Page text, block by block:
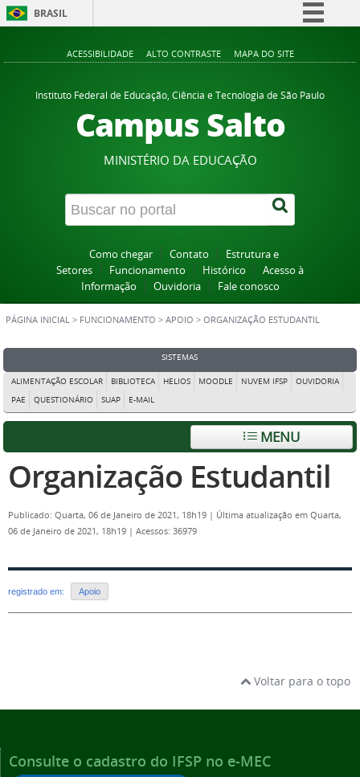
BRASIL
Comunica BR
Participe
Acesso à informação
Canais
ACESSIBILIDADE ALTO CONTRASTE MAPA DO SITE
Instituto Federal de Educação, Ciência e Tecnologia de São Paulo
Campus Salto
MINISTÉRIO DA EDUCAÇÃO
Como chegar Contato
Estrutura e
Setores
Funcionamento Histórico
Acesso à
Informação
Ouvidoria Fale conosco
PÁGINA INICIAL > FUNCIONAMENTO > APOIO > ORGANIZAÇÃO ESTUDANTIL
SISTEMAS
ALIMENTAÇÃO ESCOLAR BIBLIOTECA HELIOS MOODLE NUVEM IFSP
OUVIDORIA
PAE
QUESTIONÁRIO SUAP E-MAIL
MENU
Organização Estudantil
Publicado: Quarta, 06 de Janeiro de 2021, 18h19 | Última atualização em Quarta,
06 de Janeiro de 2021, 18h19 | Acessos: 36979
registrado em: Apoio
Voltar para o topo
Consulte o cadastro do IFSP no e-MEC